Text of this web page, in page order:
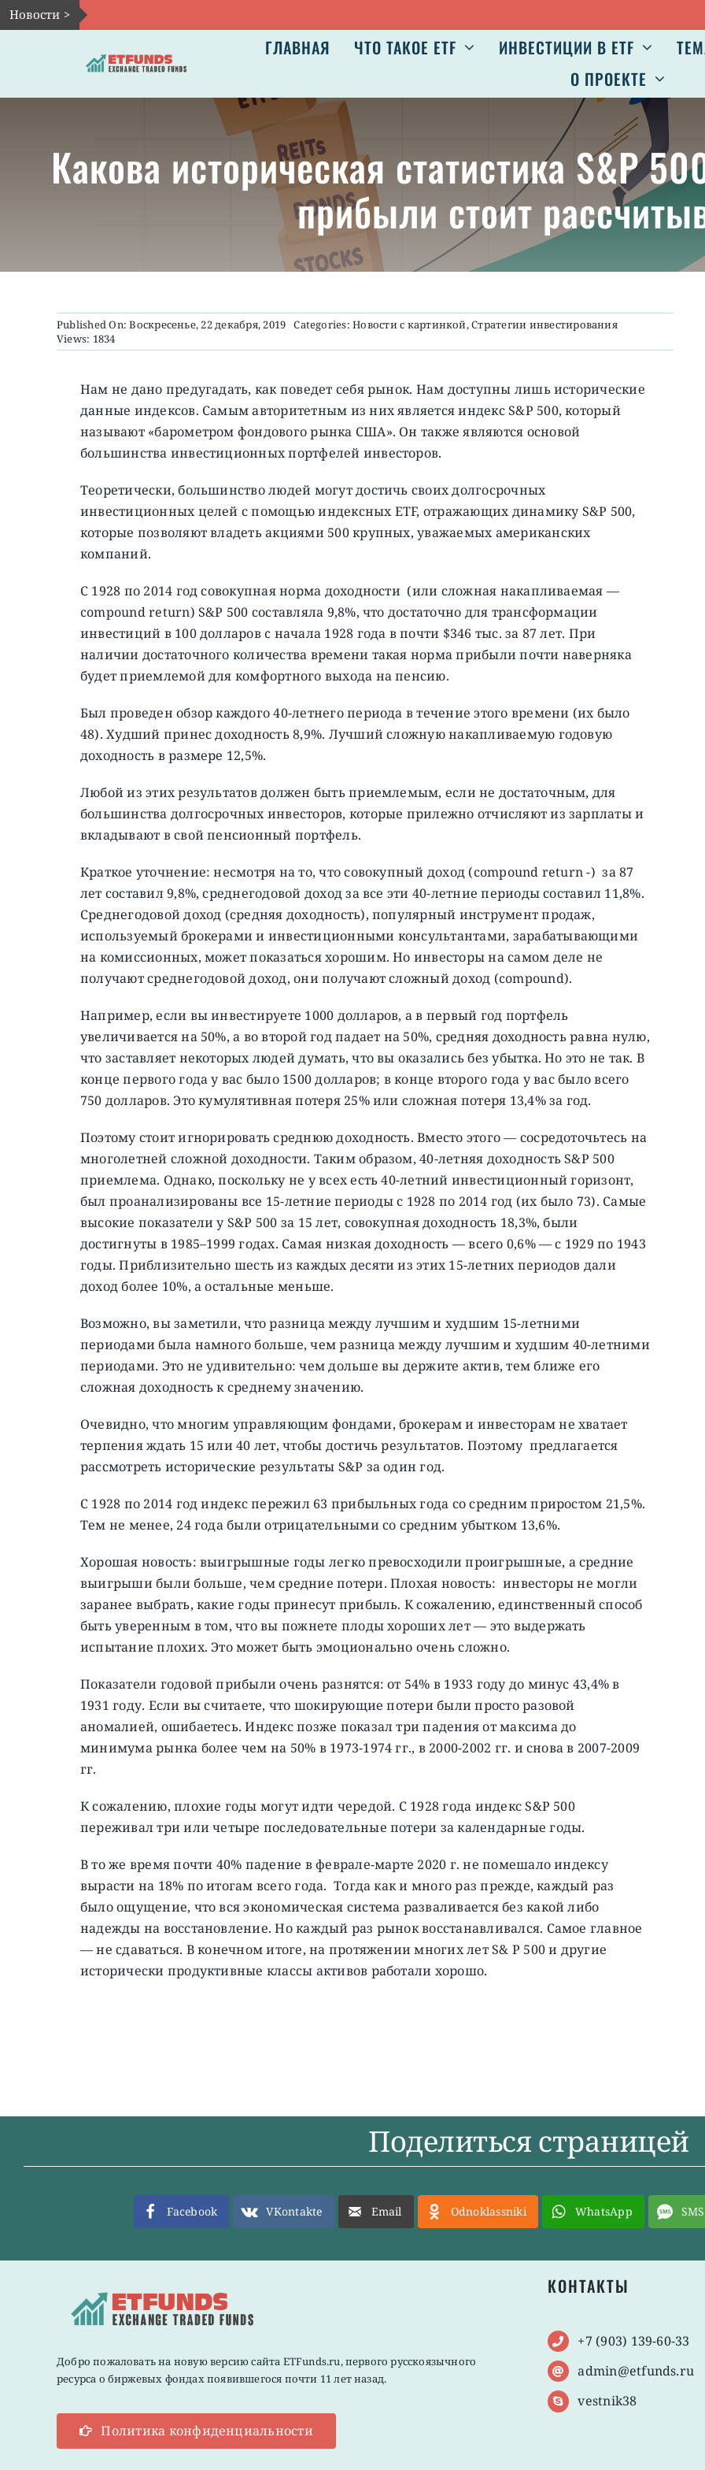
Skip
to
Новости >
ГЛАВНАЯ ЧТО ТАКОЕ ETF ИНВЕСТИЦИИ В ETF
О ПРОЕКТЕ
Какова историческая статистика S&P
прибыли стоит
Published On: Воскресенье, 22 декабря, 2019 Categories:Новости с картинкой,Стратегии инвестирования
Views: 1834
Нам не дано предугадать, как поведет себя рынок. Нам доступны лишь исторические
данные индексов. Самым авторитетным из них является индекс S&P 500, который
называют «барометром фондового рынка США». Он также являются основой
большинства инвестиционных портфелей инвесторов.
Теоретически, большинство людей могут достичь своих долгосрочных
инвестиционных целей с помощью индексных ETF, отражающих динамику S&P 500,
которые позволяют владеть акциями 500 крупных, уважаемых американских
компаний.
С 1928 по 2014 год совокупная норма доходности (или сложная накапливаемая —
compound return) S&P 500 составляла 9,8%, что достаточно для трансформации
инвестиций в 100 долларов c начала 1928 года в почти $346 тыс. за 87 лет. При
наличии достаточного количества времени такая норма прибыли почти наверняка
будет приемлемой для комфортного выхода на пенсию.
Был проведен обзор каждого 40-летнего периода в течение этого времени (их было
48). Худший принес доходность 8,9%. Лучший сложную накапливаемую годовую
доходность в размере 12,5%.
Любой из этих результатов должен быть приемлемым, если не достаточным, для
большинства долгосрочных инвесторов, которые прилежно отчисляют из зарплаты и
вкладывают в свой пенсионный портфель.
Краткое уточнение: несмотря на то, что совокупный доход (compound return -) за 87
лет составил 9,8%, среднегодовой доход за все эти 40-летние периоды составил 11,8%.
Среднегодовой доход (средняя доходность), популярный инструмент продаж,
используемый брокерами и инвестиционными консультантами, зарабатывающими
на комиссионных, может показаться хорошим. Но инвесторы на самом деле не
получают среднегодовой доход, они получают сложный доход (compound).
Например, если вы инвестируете 1000 долларов, а в первый год портфель
увеличивается на 50%, а во второй год падает на 50%, средняя доходность равна нулю,
что заставляет некоторых людей думать, что вы оказались без убытка. Но это не так. В
конце первого года у вас было 1500 долларов; в конце второго года у вас было всего
750 долларов. Это кумулятивная потеря 25% или сложная потеря 13,4% за год.
Поэтому стоит игнорировать среднюю доходность. Вместо этого — сосредоточьтесь на
многолетней сложной доходности. Таким образом, 40-летняя доходность S&P 500
приемлема. Однако, поскольку не у всех есть 40-летний инвестиционный горизонт,
был проанализированы все 15-летние периоды с 1928 по 2014 год (их было 73). Самые
высокие показатели у S&P 500 за 15 лет, совокупная доходность 18,3%, были
достигнуты в 1985–1999 годах. Самая низкая доходность — всего 0,6% — с 1929 по 1943
годы. Приблизительно шесть из каждых десяти из этих 15-летних периодов дали
доход более 10%, а остальные меньше.
Возможно, вы заметили, что разница между лучшим и худшим 15-летними
периодами была намного больше, чем разница между лучшим и худшим 40-летними
периодами. Это не удивительно: чем дольше вы держите актив, тем ближе его
сложная доходность к среднему значению.
Очевидно, что многим управляющим фондами, брокерам и инвесторам не хватает
терпения ждать 15 или 40 лет, чтобы достичь результатов. Поэтому предлагается
рассмотреть исторические результаты S&P за один год.
С 1928 по 2014 год индекс пережил 63 прибыльных года со средним приростом 21,5%.
Тем не менее, 24 года были отрицательными со средним убытком 13,6%.
Хорошая новость: выигрышные годы легко превосходили проигрышные, а средние
выигрыши были больше, чем средние потери. Плохая новость: инвесторы не могли
заранее выбрать, какие годы принесут прибыль. К сожалению, единственный способ
быть уверенным в том, что вы пожнете плоды хороших лет — это выдержать
испытание плохих. Это может быть эмоционально очень сложно.
Показатели годовой прибыли очень разнятся: от 54% в 1933 году до минус 43,4% в
1931 году. Если вы считаете, что шокирующие потери были просто разовой
аномалией, ошибаетесь. Индекс позже показал три падения от максима до
минимума рынка более чем на 50% в 1973-1974 гг., в 2000-2002 гг. и снова в 2007-2009
гг.
К сожалению, плохие годы могут идти чередой. С 1928 года индекс S&P 500
переживал три или четыре последовательные потери за календарные годы.
В то же время почти 40% падение в феврале-марте 2020 г. не помешало индексу
вырасти на 18% по итогам всего года. Тогда как и много раз прежде, каждый раз
было ощущение, что вся экономическая система разваливается без какой либо
надежды на восстановление. Но каждый раз рынок восстанавливался. Самое главное
— не сдаваться. В конечном итоге, на протяжении многих лет S& P 500 и другие
исторически продуктивные классы активов работали хорошо.
Поделиться страницей
Facebook VKontakte Email Odnoklassniki WhatsApp SMS
Добро пожаловать на новую версию сайта ETFunds.ru, первого русскоязычного
ресурса о биржевых фондах появившегося почти 11 лет назад.
Политика конфиденциальности
КОНТАКТЫ
+7 (903) 139-60-33
admin@etfunds.ru
vestnik38